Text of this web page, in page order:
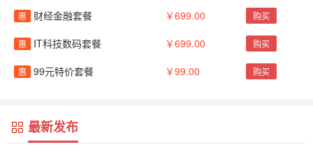
惠 财经金融套餐 ￥699.00 购买
惠 IT科技数码套餐 ￥699.00 购买
惠 99元特价套餐 ￥99.00 购买
最新发布